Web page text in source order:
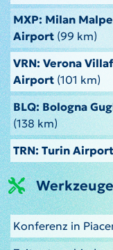
MXP: Milan
Airport(99 km)
VRN: Verona
Airport (101 km)
BLQ: Bologna
(138 km)
TRN: Turin Airport
Werkzeuge
Konferenz in